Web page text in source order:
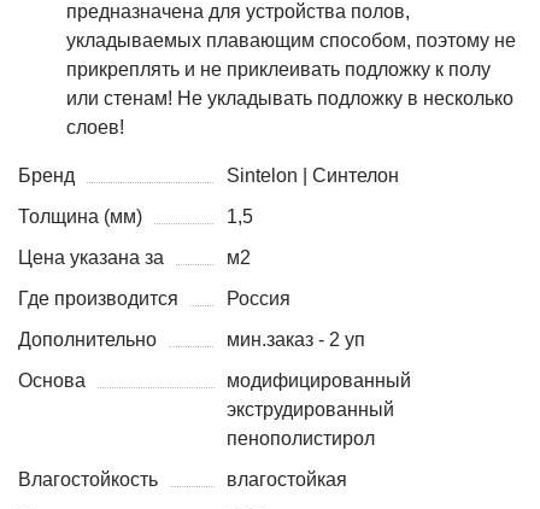
предназначена для устройства полов,
укладываемых плавающим способом, поэтому не
прикреплять и не приклеивать подложку к полу
или стенам! Не укладывать подложку в несколько
слоев!
Бренд
Sintelon | Синтелон
Толщина (мм)
1,5
Цена указана за
м2
Где производится
Россия
Дополнительно
мин.заказ - 2 уп
Основа
модифицированный
экструдированный
пенополистирол
Влагостойкость
влагостойкая